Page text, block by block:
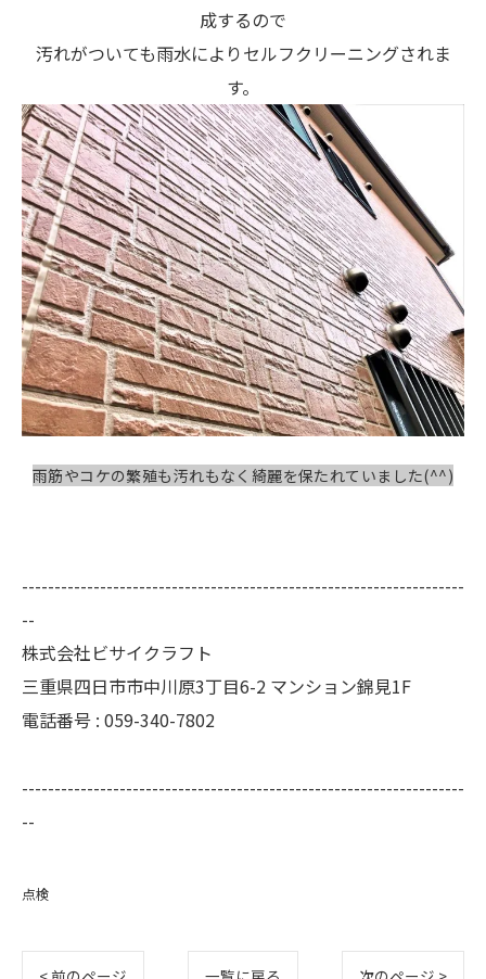
成するので
汚れがついても雨水によりセルフクリーニングされま
す。
雨筋やコケの繁殖も汚れもなく綺麗を保たれていました(^^)
--------------------------------------------------------------------
--
株式会社ビサイクラフト
三重県四日市市中川原3丁目6-2 マンション錦見1F
電話番号 : 059-340-7802
--------------------------------------------------------------------
--
点検